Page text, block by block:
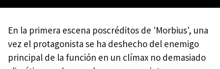
En la primera escena poscréditos de 'Morbius', una
vez el protagonista se ha deshecho del enemigo
principal de la función en un clímax no demasiado